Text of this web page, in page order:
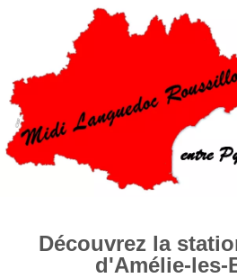
Découvrez la
d'Amélie-les-